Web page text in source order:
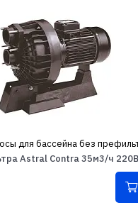
для бассейна без
Astral Contra 35м3/ч 220В